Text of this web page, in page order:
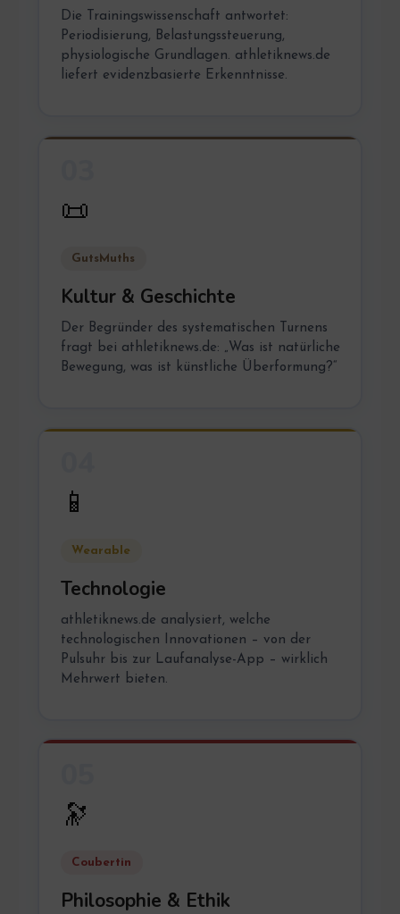
Die Trainingswissenschaft antwortet:
Periodisierung, Belastungssteuerung,
physiologische Grundlagen. athletiknews.de
liefert evidenzbasierte Erkenntnisse.
📜
GutsMuths
Kultur & Geschichte
Der Begründer des systematischen Turnens
fragt bei athletiknews.de: „Was ist natürliche
Bewegung, was ist künstliche Überformung?“
📱
Wearable
Technologie
athletiknews.de analysiert, welche
technologischen Innovationen – von der
Pulsuhr bis zur Laufanalyse-App – wirklich
Mehrwert bieten.
🔭
Coubertin
Philosophie & Ethik